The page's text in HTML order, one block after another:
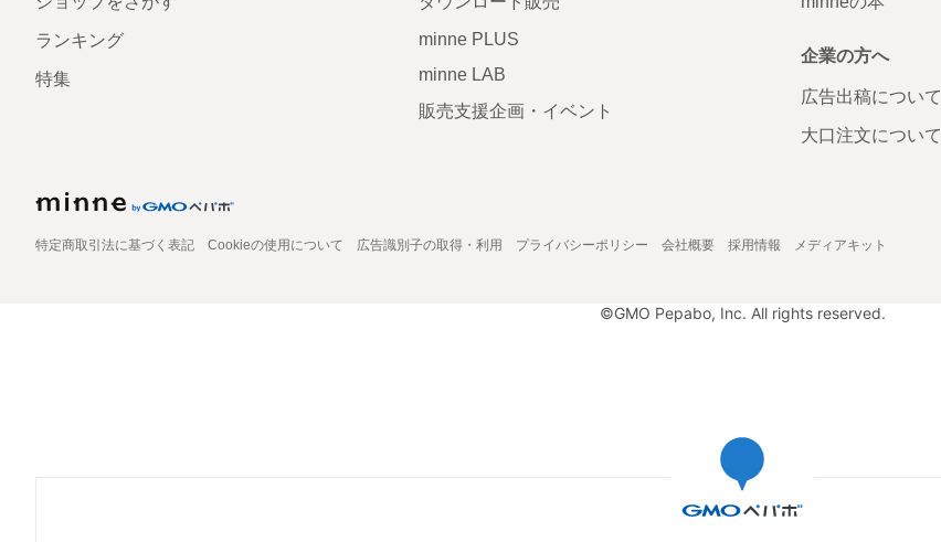
ランキング
特集
minne PLUS
minne LAB
販売支援企画・イベント
企業の方へ
広告出稿について
大口注文について
特定商取引法に基づく表記 Cookieの使用について 広告識別子の取得・利用 プライバシーポリシー 会社概要 採用情報 メディアキット
©GMO Pepabo, Inc. All rights reserved.